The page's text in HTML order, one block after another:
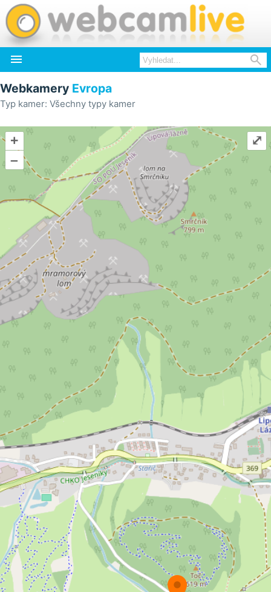
 
Webkamery Evropa
Typ kamer: Všechny typy kamer
+
–
⤢